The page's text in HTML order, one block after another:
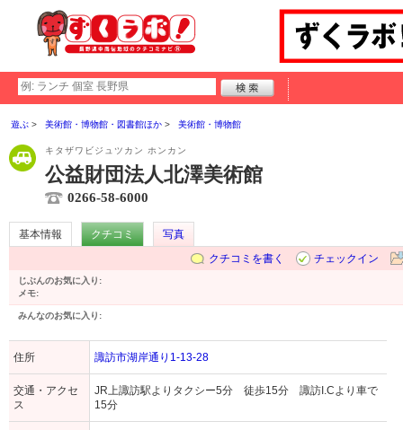
遊ぶ 美術館・博物館・図書館ほか 美術館・博物館
キタザワビジュツカン ホンカン
公益財団法人北澤美術館
0266-58-6000
基本情報 クチコミ
写真
クチコミを書く
チェックイン
じぶんのお気に入り:
メモ:
みんなのお気に入り:
住所 諏訪市湖岸通り1-13-28
交通・アクセ
ス
JR上諏訪駅よりタクシー5分 徒歩15分 諏訪I.Cより車で
15分